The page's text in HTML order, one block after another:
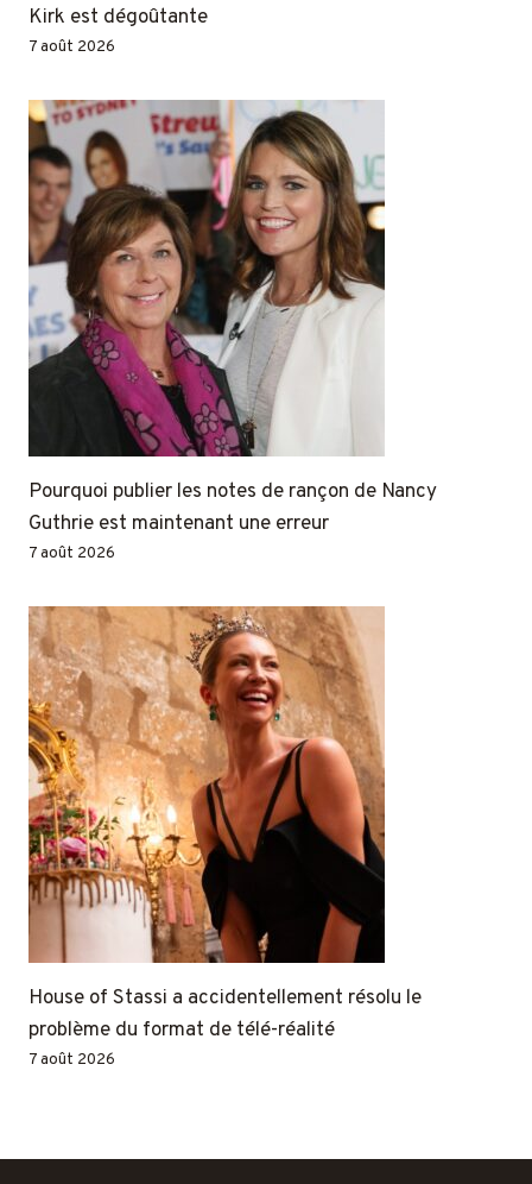
Kirk est dégoûtante
7 août 2026
Pourquoi publier les notes de rançon de Nancy
Guthrie est maintenant une erreur
7 août 2026
House of Stassi a accidentellement résolu le
problème du format de télé-réalité
7 août 2026